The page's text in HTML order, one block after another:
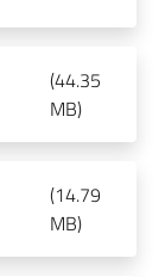
(44.35
MB)
(14.79
MB)